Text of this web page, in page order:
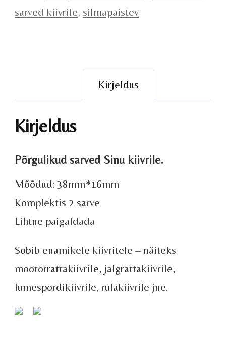
sarved kiivrile, silmapaistev
Kirjeldus
Kirjeldus
Põrgulikud sarved Sinu kiivrile.
Mõõdud: 38mm*16mm
Komplektis 2 sarve
Lihtne paigaldada
Sobib enamikele kiivritele – näiteks
mootorrattakiivrile, jalgrattakiivrile,
lumespordikiivrile, rulakiivrile jne.